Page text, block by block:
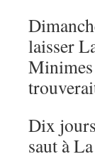
laisser
Dix
saut à